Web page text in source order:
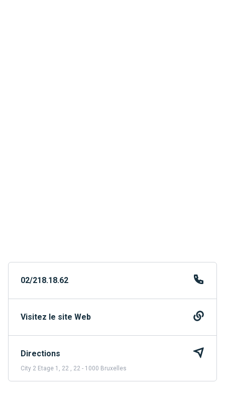
02/218.18.62
Visitez le site Web
Directions
City 2 Etage 1, 22 , 22 - 1000 Bruxelles